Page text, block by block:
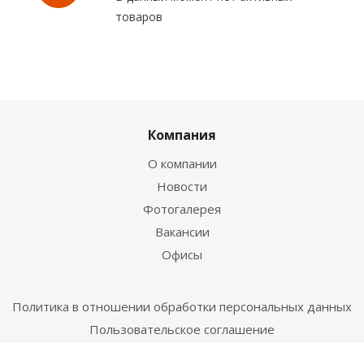
товаров
Компания
О компании
Новости
Фотогалерея
Вакансии
Офисы
Политика в отношении обработки персональных данных
Пользовательское соглашение